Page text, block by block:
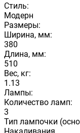
Стиль:
Модерн
Размеры:
Ширина, мм:
380
Длина, мм:
510
Вес, кг:
1.13
Лампы:
Количество ламп:
3
Тип лампочки